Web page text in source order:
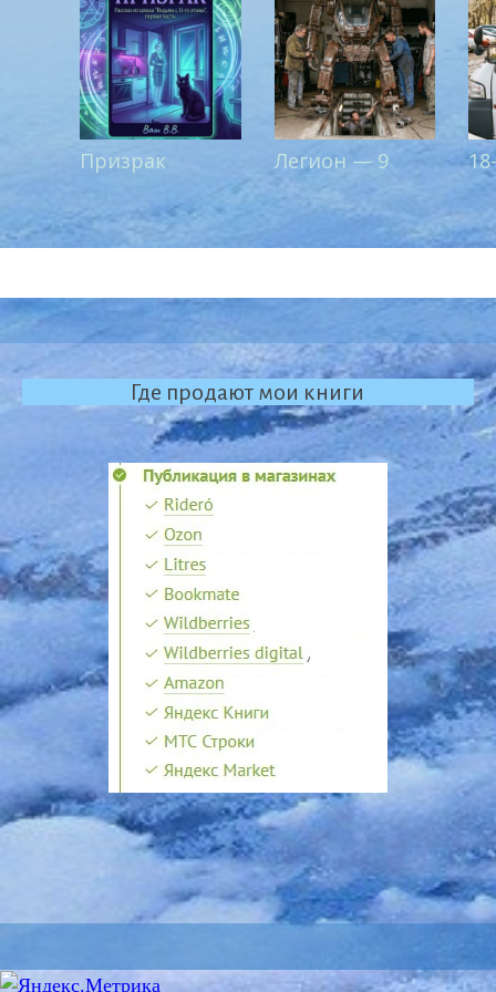
Призрак Легион — 9
Где продают мои книги